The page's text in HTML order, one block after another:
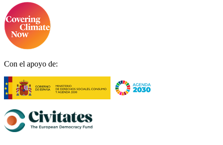
Con el apoyo de: